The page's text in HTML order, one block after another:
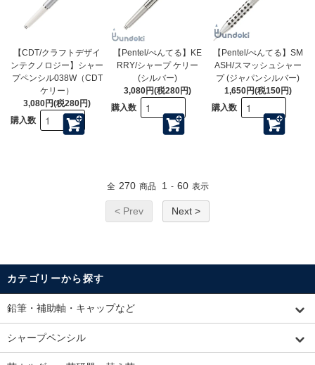
【CDT/クラフトデザイ
ンテクノロジー】シャー
プペンシル038W（CDT
ケリー）
3,080円(税280円)
購入数
【Pentel/ぺんてる】KE
RRY/シャープ ケリー
(シルバー)
3,080円(税280円)
購入数
【Pentel/ぺんてる】SM
ASH/スマッシュシャー
プ (ジャパンシルバー)
1,650円(税150円)
購入数
全 270 商品 1 - 60 表示
< Prev Next >
カテゴリーから探す
鉛筆・補助軸・キャップなど
シャープペンシル